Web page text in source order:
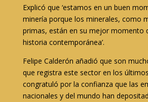
Explicó que ‘estamos en un buen
minería porque los minerales, como
primas, están en su mejor momento
historia contemporánea’.
Felipe Calderón añadió que son
que registra este sector en los
congratuló por la confianza que las
nacionales y del mundo han